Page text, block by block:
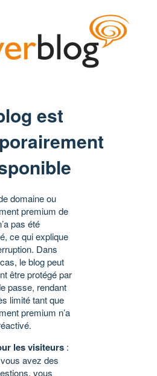
est
domaine ou
premium de
pas été
ce qui explique
Dans
le blog peut
être protégé par
passe, rendant
limité tant que
premium n’a
les visiteurs :
avez des
vous